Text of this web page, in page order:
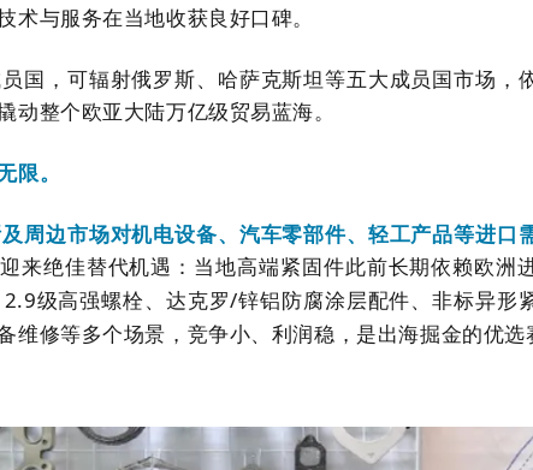
与服务在当地收获良好口碑。
，可辐射俄罗斯、哈萨克斯坦等五大成员国市场，依
整个欧亚大陆万亿级贸易蓝海。
。
边市场对机电设备、汽车零部件、轻工产品等进口
来绝佳替代机遇：当地高端紧固件此前长期依赖欧洲
级高强螺栓、达克罗/锌铝防腐涂层配件、非标异形
修等多个场景，竞争小、利润稳，是出海掘金的优选